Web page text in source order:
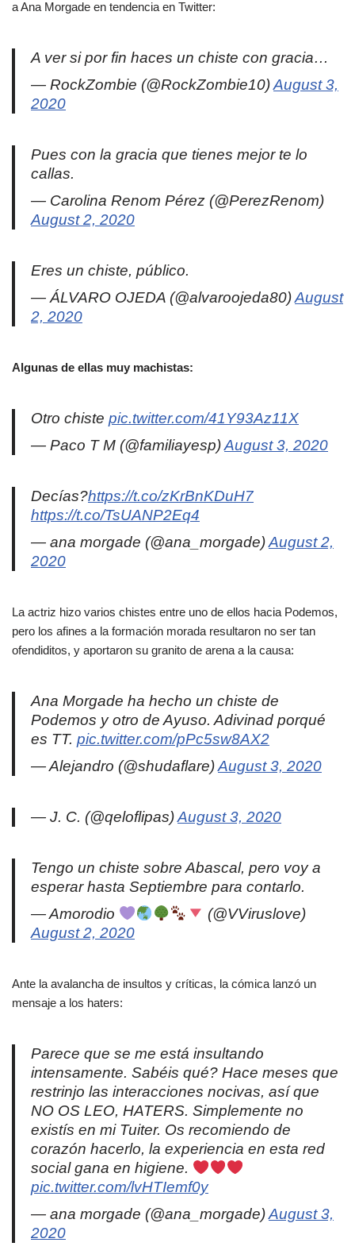
a Ana Morgade en tendencia en Twitter:
A ver si por fin haces un chiste con gracia…
— RockZombie (@RockZombie10)August 3,
2020
Pues con la gracia que tienes mejor te lo
callas.
— Carolina Renom Pérez (@PerezRenom)
August 2, 2020
Eres un chiste, público.
— ÁLVARO OJEDA (@alvaroojeda80)August
2, 2020
Algunas de ellas muy machistas:
Otro chiste pic.twitter.com/41Y93Az11X
— Paco T M (@familiayesp)August 3, 2020
Decías?https://t.co/zKrBnKDuH7
https://t.co/TsUANP2Eq4
— ana morgade (@ana_morgade)August 2,
2020
La actriz hizo varios chistes entre uno de ellos hacia Podemos,
pero los afines a la formación morada resultaron no ser tan
ofendiditos, y aportaron su granito de arena a la causa:
Ana Morgade ha hecho un chiste de
Podemos y otro de Ayuso. Adivinad porqué
es TT. pic.twitter.com/pPc5sw8AX2
— Alejandro (@shudaflare)August 3, 2020
— J. C. (@qeloflipas)August 3, 2020
Tengo un chiste sobre Abascal, pero voy a
esperar hasta Septiembre para contarlo.
— Amorodio
(@VViruslove)
August 2, 2020
Ante la avalancha de insultos y críticas, la cómica lanzó un
mensaje a los haters:
Parece que se me está insultando
intensamente. Sabéis qué? Hace meses que
restrinjo las interacciones nocivas, así que
NO OS LEO, HATERS. Simplemente no
existís en mi Tuiter. Os recomiendo de
corazón hacerlo, la experiencia en esta red
social gana en higiene.
pic.twitter.com/lvHTIemf0y
— ana morgade (@ana_morgade)August 3,
2020